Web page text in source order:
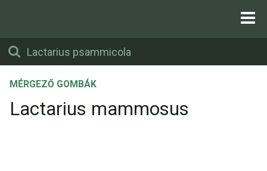
MÉRGEZŐ GOMBÁK
Lactarius mammosus